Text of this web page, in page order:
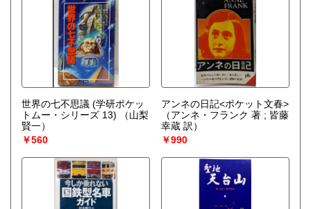
世界の七不思議 (学研ポケッ
トムー・シリーズ 13)
（山梨
賢一）
￥560
アンネの日記<ポケット文春>
（アンネ・フランク 著 ; 皆藤
幸蔵 訳）
￥990